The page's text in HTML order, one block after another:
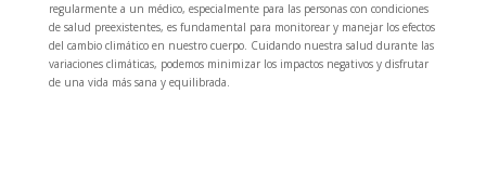
regularmente a un médico, especialmente para las personas con condiciones
de salud preexistentes, es fundamental para monitorear y manejar los efectos
del cambio climático en nuestro cuerpo. Cuidando nuestra salud durante las
variaciones climáticas, podemos minimizar los impactos negativos y disfrutar
de una vida más sana y equilibrada.